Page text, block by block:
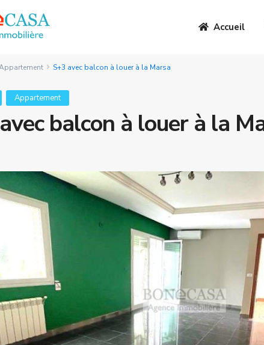
Accueil
S+3 avec balcon à louer à la Marsa
Appartement
balcon à louer à la